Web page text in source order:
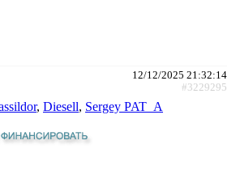
12/12/2025 21:32:14
#3229295
, Diesell, Sergey PAT_A